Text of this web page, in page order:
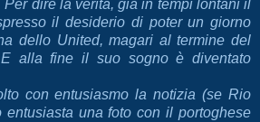
dire la verità, già in tempi lontani il
il desiderio di poter un giorno
dello United, magari al termine del
alla fine il suo sogno è diventato
con entusiasmo la notizia (se Rio
entusiasta una foto con il portoghese